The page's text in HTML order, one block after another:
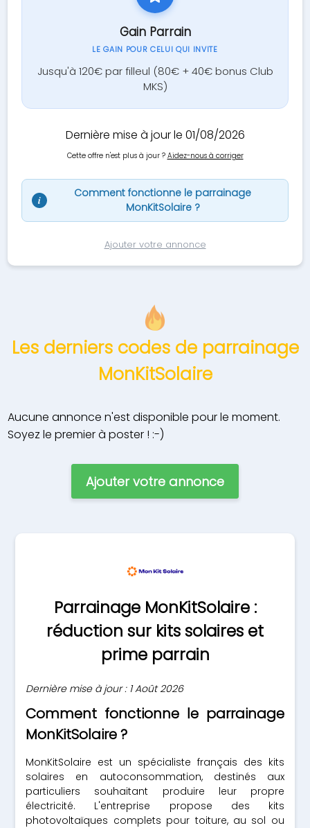
Gain Parrain
LE GAIN POUR CELUI QUI INVITE
Jusqu'à 120€ par filleul (80€ + 40€ bonus Club
MKS)
Dernière mise à jour le 01/08/2026
Cette offre n'est plus à jour ? Aidez-nous à corriger
i
Comment fonctionne le parrainage
MonKitSolaire ?
Ajouter votre annonce
Les derniers codes de parrainage
MonKitSolaire
Aucune annonce n'est disponible pour le moment.
Soyez le premier à poster ! :-)
Ajouter votre annonce
Parrainage MonKitSolaire :
réduction sur kits solaires et
prime parrain
Dernière mise à jour : 1 Août 2026
Comment fonctionne le parrainage
MonKitSolaire ?
MonKitSolaire est un spécialiste français des kits
solaires en autoconsommation, destinés aux
particuliers souhaitant produire leur propre
électricité. L'entreprise propose des kits
photovoltaïques complets pour toiture, au sol ou